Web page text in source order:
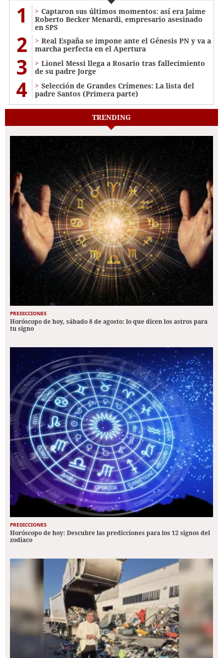
1
Captaron sus últimos momentos: así era Jaime
Roberto Becker Menardi​​​, empresario asesinado
en SPS
2
Real España se impone ante el Génesis PN y va a
marcha perfecta en el Apertura
3
Lionel Messi llega a Rosario tras fallecimiento
de su padre Jorge
4
Selección de Grandes Crímenes: La lista del
padre Santos (Primera parte)
TRENDING
PREDICCIONES
Horóscopo de hoy, sábado 8 de agosto: lo que dicen los astros para
tu signo
PREDICCIONES
Horóscopo de hoy: Descubre las predicciones para los 12 signos del
zodiaco